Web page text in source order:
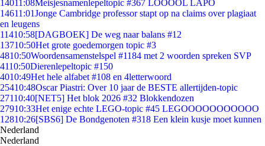
14011:08Meisjesnamenlepeltopic #367 LOOOOL LAPO
14611:01Jonge Cambridge professor stapt op na claims over plagiaat
en leugens
11410:58[DAGBOEK] De weg naar balans #12
13710:50Het grote goedemorgen topic #3
4810:50Woordensamenstelspel #1184 met 2 woorden spreken SVP
4110:50Dierenlepeltopic #150
4010:49Het hele alfabet #108 en 4letterwoord
25410:48Oscar Piastri: Over 10 jaar de BESTE allertijden-topic
27110:40[NET5] Het blok 2026 #32 Blokkendozen
27910:33Het enige echte LEGO-topic #45 LEGOOOOOOOOOOO
12810:26[SBS6] De Bondgenoten #318 Een klein kusje moet kunnen
Nederland
Nederland